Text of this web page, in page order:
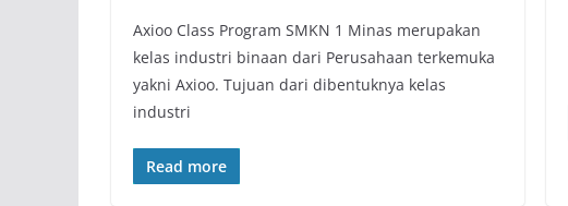
Axioo Class Program SMKN 1 Minas merupakan
kelas industri binaan dari Perusahaan terkemuka
yakni Axioo. Tujuan dari dibentuknya kelas
industri
Read more